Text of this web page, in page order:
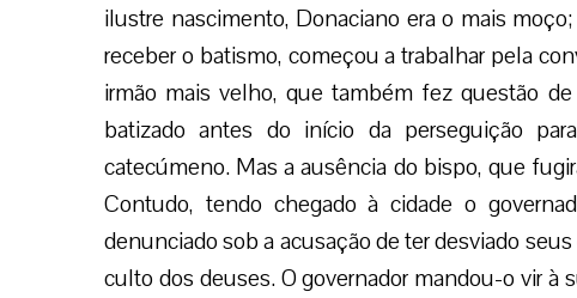
ilustre nascimento, Donaciano era o mais
receber o batismo, começou a trabalhar pela
irmão mais velho, que também fez questão
batizado antes do início da perseguição
catecúmeno. Mas a ausência do bispo, que
Contudo, tendo chegado à cidade o
denunciado sob a acusação de ter desviado
culto dos deuses. O governador mandou-o vir